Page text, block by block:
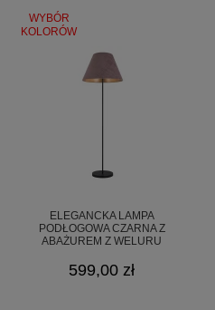
WYBÓR
KOLORÓW
ELEGANCKA LAMPA
PODŁOGOWA CZARNA Z
ABAŻUREM Z WELURU
599,00 zł